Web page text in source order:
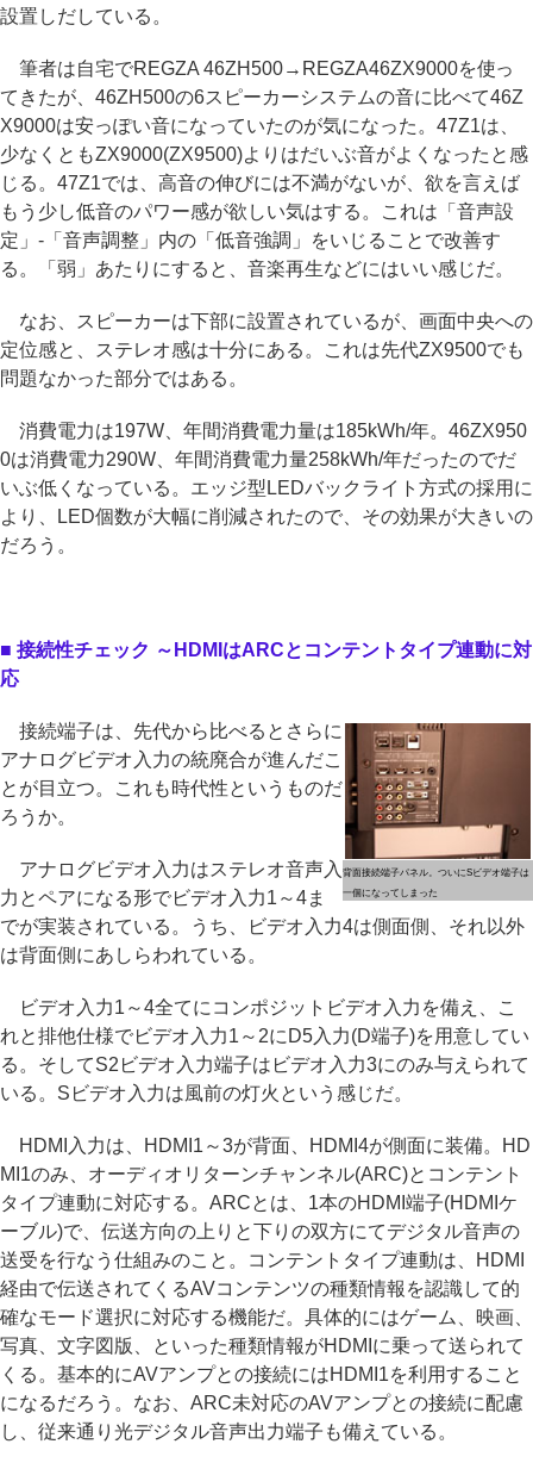
設置しだしている。
筆者は自宅でREGZA 46ZH500→REGZA46ZX9000を使っ
てきたが、46ZH500の6スピーカーシステムの音に比べて46Z
X9000は安っぽい音になっていたのが気になった。47Z1は、
少なくともZX9000(ZX9500)よりはだいぶ音がよくなったと感
じる。47Z1では、高音の伸びには不満がないが、欲を言えば
もう少し低音のパワー感が欲しい気はする。これは「音声設
定」-「音声調整」内の「低音強調」をいじることで改善す
る。「弱」あたりにすると、音楽再生などにはいい感じだ。
なお、スピーカーは下部に設置されているが、画面中央への
定位感と、ステレオ感は十分にある。これは先代ZX9500でも
問題なかった部分ではある。
消費電力は197W、年間消費電力量は185kWh/年。46ZX950
0は消費電力290W、年間消費電力量258kWh/年だったのでだ
いぶ低くなっている。エッジ型LEDバックライト方式の採用に
より、LED個数が大幅に削減されたので、その効果が大きいの
だろう。
■ 接続性チェック ～HDMIはARCとコンテントタイプ連動に対
応
背面接続端子パネル。ついにSビデオ端子は
一個になってしまった
接続端子は、先代から比べるとさらに
アナログビデオ入力の統廃合が進んだこ
とが目立つ。これも時代性というものだ
ろうか。
アナログビデオ入力はステレオ音声入
力とペアになる形でビデオ入力1～4ま
でが実装されている。うち、ビデオ入力4は側面側、それ以外
は背面側にあしらわれている。
ビデオ入力1～4全てにコンポジットビデオ入力を備え、こ
れと排他仕様でビデオ入力1～2にD5入力(D端子)を用意してい
る。そしてS2ビデオ入力端子はビデオ入力3にのみ与えられて
いる。Sビデオ入力は風前の灯火という感じだ。
HDMI入力は、HDMI1～3が背面、HDMI4が側面に装備。HD
MI1のみ、オーディオリターンチャンネル(ARC)とコンテント
タイプ連動に対応する。ARCとは、1本のHDMI端子(HDMIケ
ーブル)で、伝送方向の上りと下りの双方にてデジタル音声の
送受を行なう仕組みのこと。コンテントタイプ連動は、HDMI
経由で伝送されてくるAVコンテンツの種類情報を認識して的
確なモード選択に対応する機能だ。具体的にはゲーム、映画、
写真、文字図版、といった種類情報がHDMIに乗って送られて
くる。基本的にAVアンプとの接続にはHDMI1を利用すること
になるだろう。なお、ARC未対応のAVアンプとの接続に配慮
し、従来通り光デジタル音声出力端子も備えている。